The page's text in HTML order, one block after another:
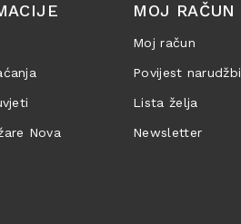
Nova
MOJ RAČUN
Moj račun
Povijest narudžbi
Lista želja
Newsletter